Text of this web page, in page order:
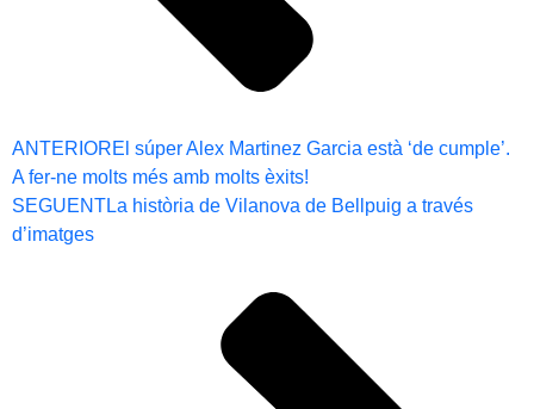
ANTERIOREl súper Alex Martinez Garcia està ‘de cumple’.
A fer-ne molts més amb molts èxits!
SEGUENTLa història de Vilanova de Bellpuig a través
d’imatges